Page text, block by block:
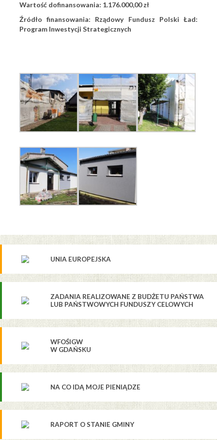
Wartość dofinansowania: 1.176.000,00 zł
Źródło finansowania: Rządowy Fundusz Polski Ład:
Program Inwestycji Strategicznych
UNIA EUROPEJSKA
ZADANIA REALIZOWANE Z BUDŻETU PAŃSTWA
LUB PAŃSTWOWYCH FUNDUSZY CELOWYCH
WFOŚIGW
W GDAŃSKU
NA CO IDĄ MOJE PIENIĄDZE
RAPORT O STANIE GMINY